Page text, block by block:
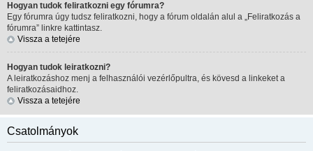
Hogyan tudok feliratkozni egy fórumra?
Egy fórumra úgy tudsz feliratkozni, hogy a fórum oldalán alul a „Feliratkozás a
fórumra” linkre kattintasz.
Vissza a tetejére
Hogyan tudok leiratkozni?
A leiratkozáshoz menj a felhasználói vezérlőpultra, és kövesd a linkeket a
feliratkozásaidhoz.
Vissza a tetejére
Csatolmányok